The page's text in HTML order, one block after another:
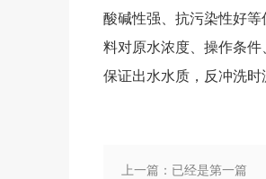
酸碱性强、抗污染性好
料对原水浓度、操作条
保证出水水质，反冲洗时
上一篇：已经是第一篇